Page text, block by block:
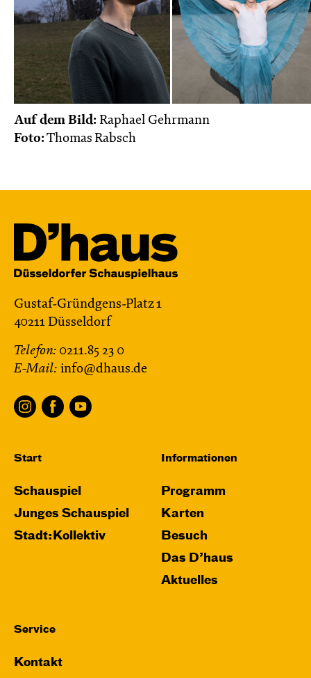
Auf dem Bild: Raphael Gehrmann
Foto:Thomas Rabsch
Gustaf-Gründgens-Platz 1
40211 Düsseldorf
Telefon: 0211.85 23 0
E-Mail: info@dhaus.de
Start
Schauspiel
Junges Schauspiel
Stadt:Kollektiv
Informationen
Programm
Karten
Besuch
Das D’haus
Aktuelles
Service
Kontakt